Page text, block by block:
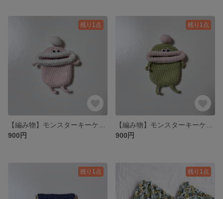
残り1点
900円
残り1点
900円
残り1点 残り1点